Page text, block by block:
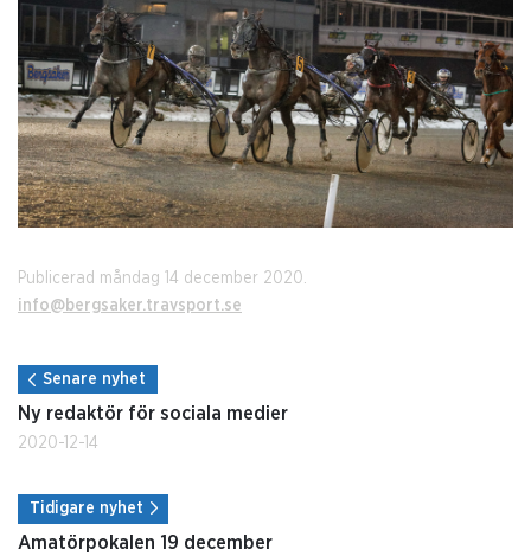
Publicerad måndag 14 december 2020.
info@bergsaker.travsport.se
Senare nyhet
Ny redaktör för sociala medier
2020-12-14
Tidigare nyhet
Amatörpokalen 19 december